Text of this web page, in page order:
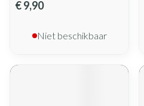
€ 9,90
Niet beschikbaar